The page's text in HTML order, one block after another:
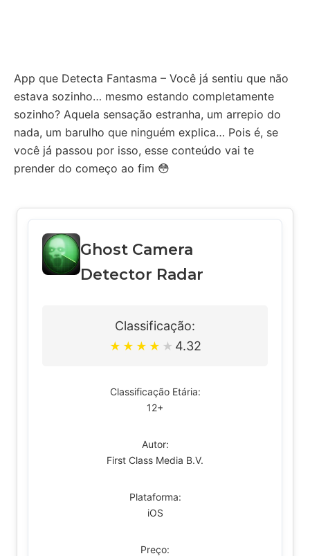
App que Detecta Fantasma – Você já sentiu que não
estava sozinho… mesmo estando completamente
sozinho? Aquela sensação estranha, um arrepio do
nada, um barulho que ninguém explica… Pois é, se
você já passou por isso, esse conteúdo vai te
prender do começo ao fim 😳
Ghost Camera
Detector Radar
Classificação:
★ ★ ★ ★ ★ 4.32
Classificação Etária:
12+
Autor:
First Class Media B.V.
Plataforma:
iOS
Preço: